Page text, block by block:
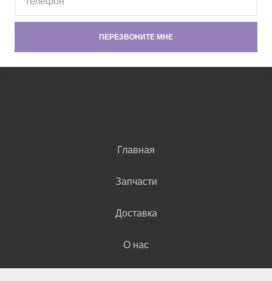
Главная
Запчасти
Доставка
О нас